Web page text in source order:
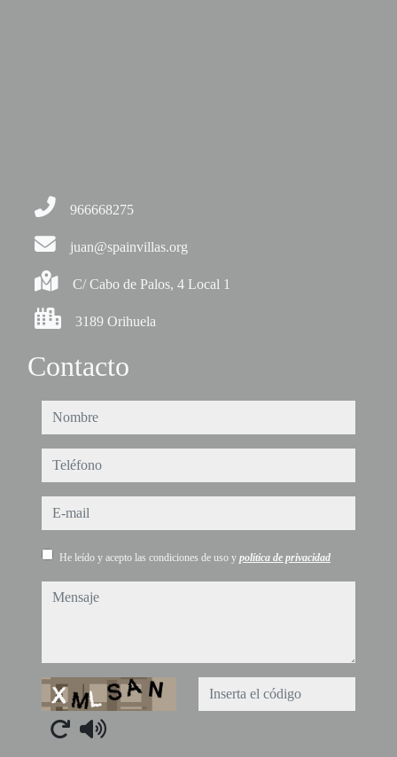
966668275
juan@spainvillas.org
C/ Cabo de Palos, 4 Local 1
3189 Orihuela
Contacto
nombre
teléfono
e-mail
He leído y acepto las condiciones de uso y política de privacidad
mensaje
Captcha